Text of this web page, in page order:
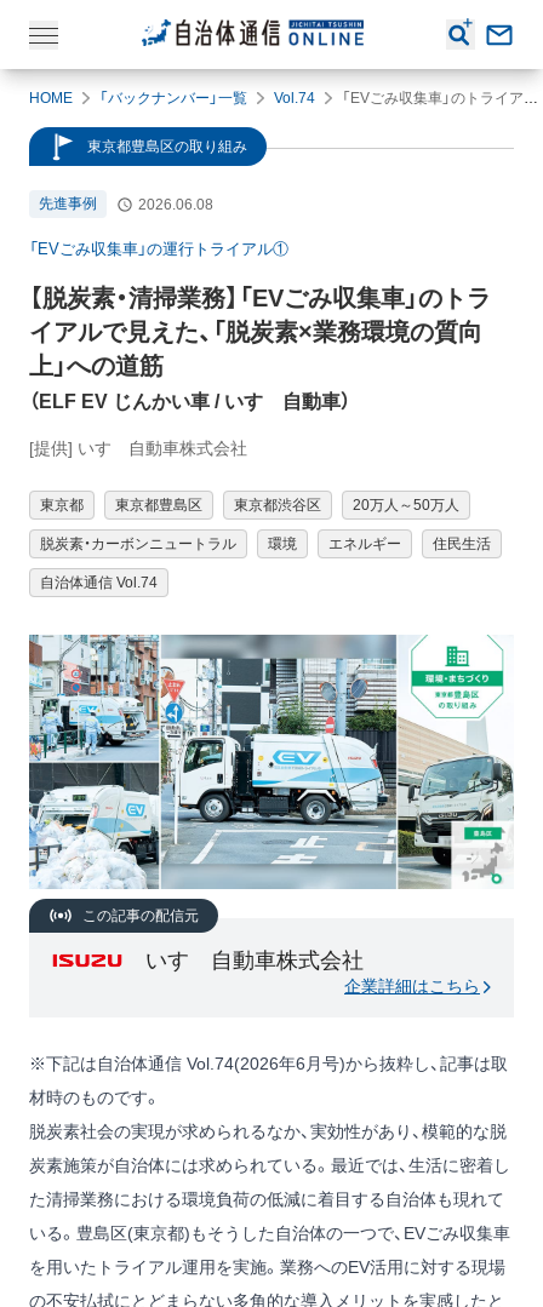
HOME 「バックナンバー」一覧 Vol.74 「EVごみ収集車」のトライアルで見えた、「脱炭素×業務環境の質向上」への道筋
東京都豊島区の取り組み
先進事例 2026.06.08
「EVごみ収集車」の運行トライアル①
【脱炭素・清掃業務】 「EVごみ収集車」のトラ
イアルで見えた、「脱炭素×業務環境の質向
上」への道筋
（ ELF EV じんかい車 / いすゞ自動車）
[提供] いすゞ自動車株式会社
東京都 東京都豊島区 東京都渋谷区 20万人～50万人
脱炭素・カーボンニュートラル 環境 エネルギー 住民生活
自治体通信 Vol.74
この記事の配信元
いすゞ自動車株式会社
企業詳細はこちら
※下記は自治体通信 Vol.74(2026年6月号)から抜粋し、記事は取
材時のものです。
脱炭素社会の実現が求められるなか、実効性があり、模範的な脱
炭素施策が自治体には求められている。最近では、生活に密着し
た清掃業務における環境負荷の低減に着目する自治体も現れて
いる。豊島区(東京都)もそうした自治体の一つで、EVごみ収集車
を用いたトライアル運用を実施。業務へのEV活用に対する現場
の不安払拭にとどまらない多角的な導入メリットを実感したと